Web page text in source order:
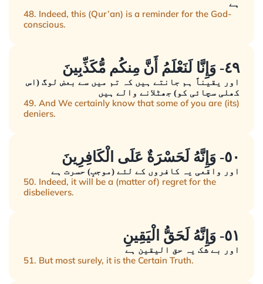
ہے
48. Indeed, this (Qur’an) is a reminder for the God-
conscious.
٤٩- وَإِنَّا لَنَعْلَمُ أَنَّ مِنكُم مُّكَذِّبِينَ
اور یقیناً ہم جانتے ہیں کہ تم میں سے بعض لوگ (اس
کھلی سچائی کو) جھٹلانے والے ہیں
49. And We certainly know that some of you are (its)
deniers.
٥٠- وَإِنَّهُ لَحَسْرَةٌ عَلَى الْكَافِرِينَ
اور واقعی یہ کافروں کے لئے (موجبِ) حسرت ہے
50. Indeed, it will be a (matter of) regret for the
disbelievers.
٥١- وَإِنَّهُ لَحَقُّ الْيَقِينِ
اور بے شک یہ حق الیقین ہے
51. But most surely, it is the Certain Truth.